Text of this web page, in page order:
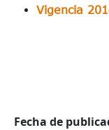
Vigencia
Fecha de